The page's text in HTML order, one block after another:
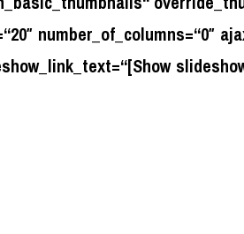
number_of_columns=“0″